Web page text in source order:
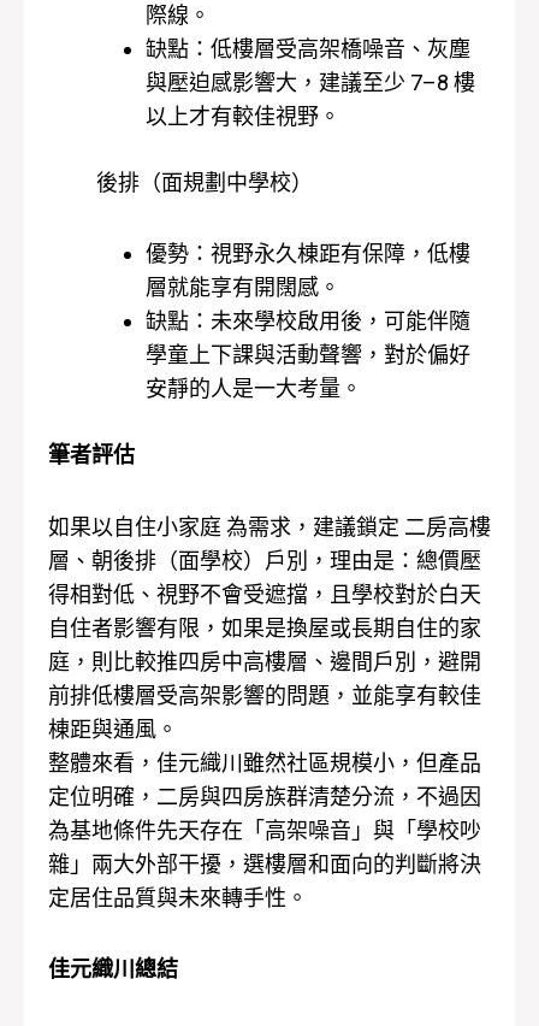
際線。
缺點：低樓層受高架橋噪音、灰塵
與壓迫感影響大，建議至少 7–8 樓
以上才有較佳視野。
後排（面規劃中學校）
優勢：視野永久棟距有保障，低樓
層就能享有開闊感。
缺點：未來學校啟用後，可能伴隨
學童上下課與活動聲響，對於偏好
安靜的人是一大考量。
筆者評估
如果以自住小家庭 為需求，建議鎖定 二房高樓
層、朝後排（面學校）戶別，理由是：總價壓
得相對低、視野不會受遮擋，且學校對於白天
自住者影響有限，如果是換屋或長期自住的家
庭，則比較推四房中高樓層、邊間戶別，避開
前排低樓層受高架影響的問題，並能享有較佳
棟距與通風。
整體來看，佳元織川雖然社區規模小，但產品
定位明確，二房與四房族群清楚分流，不過因
為基地條件先天存在「高架噪音」與「學校吵
雜」兩大外部干擾，選樓層和面向的判斷將決
定居住品質與未來轉手性。
佳元織川總結